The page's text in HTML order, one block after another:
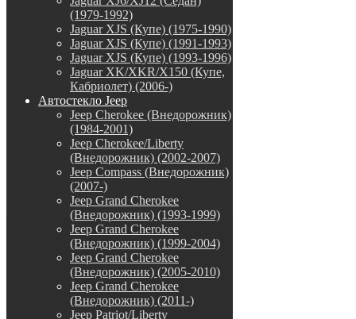
(1979-1992)
Jaguar XJS (Купе) (1975-1990)
Jaguar XJS (Купе) (1991-1993)
Jaguar XJS (Купе) (1993-1996)
Jaguar XK/XKR/X150 (Купе,
Кабриолет) (2006-)
Автостекло Jeep
Jeep Cherokee (Внедорожник)
(1984-2001)
Jeep Cherokee/Liberty
(Внедорожник) (2002-2007)
Jeep Compass (Внедорожник)
(2007-)
Jeep Grand Cherokee
(Внедорожник) (1993-1999)
Jeep Grand Cherokee
(Внедорожник) (1999-2004)
Jeep Grand Cherokee
(Внедорожник) (2005-2010)
Jeep Grand Cherokee
(Внедорожник) (2011-)
Jeep Patriot/Liberty